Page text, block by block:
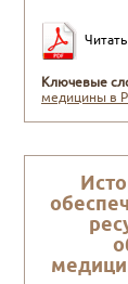
Ключевые
медицины в